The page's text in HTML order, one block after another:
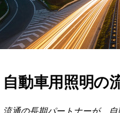
自動車用照明の